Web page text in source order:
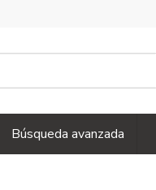
Búsqueda avanzada